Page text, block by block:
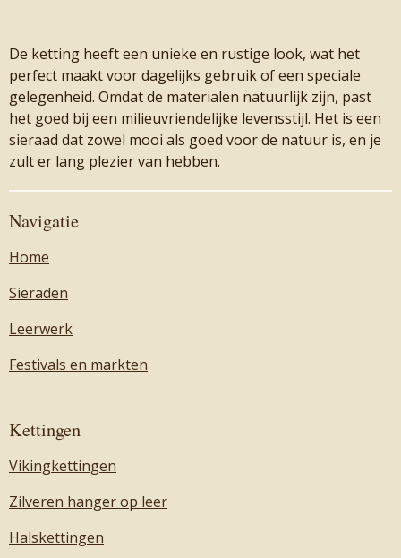
De ketting heeft een unieke en rustige look, wat het
perfect maakt voor dagelijks gebruik of een speciale
gelegenheid. Omdat de materialen natuurlijk zijn, past
het goed bij een milieuvriendelijke levensstijl. Het is een
sieraad dat zowel mooi als goed voor de natuur is, en je
zult er lang plezier van hebben.
Navigatie
Home
Sieraden
Leerwerk
Festivals en markten
Kettingen
Vikingkettingen
Zilveren hanger op leer
Halskettingen